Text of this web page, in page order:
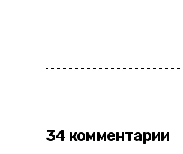
34 комментарии